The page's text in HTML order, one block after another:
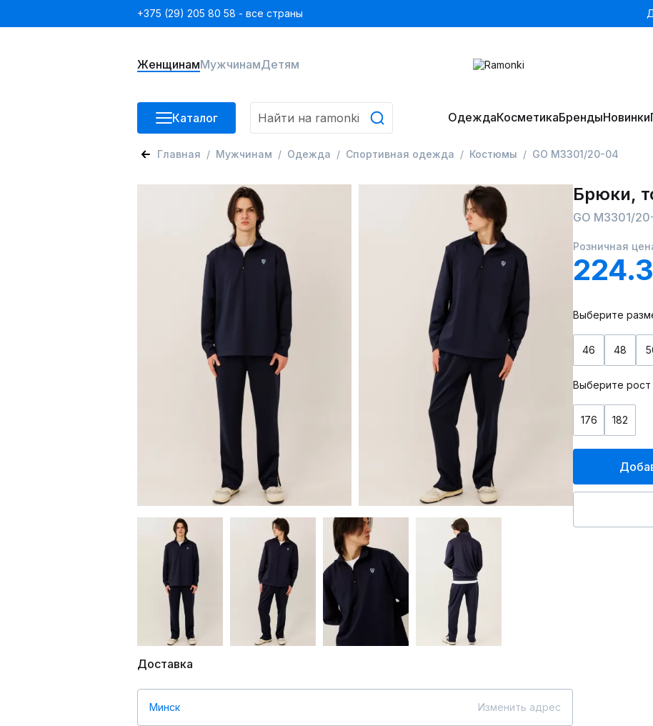
+375 (29) 205 80 58 - все страны
ЖенщинамМужчинамДетям
Каталог ОдеждаКосметикаБрендыНовинки
Главная Мужчинам Одежда Спортивная одежда Костюмы GO M3301/20-04
Доставка
Минск Изменить адрес
Брюки,
GO M3301/
Розничная
Выберите
46 48
Выберите рост
176 182